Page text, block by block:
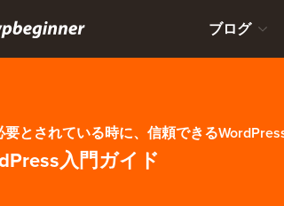
ブログ
要とされている時に、信頼できる
入門ガイド